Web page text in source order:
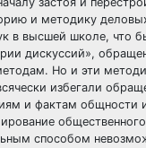
и методику
в высшей школе, что
дискуссий»,
Но и эти
избегали
и фактам общности
способом